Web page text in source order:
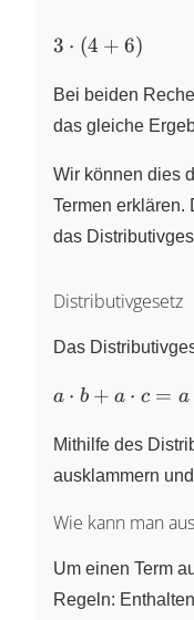
3
(4+6)
3 ⋅ (4 + 6)
Bei beiden
das gleiche
Wir können dies
Termen erklären.
das
Distributivgesetz
Das
a
b + a
\cdot
\cdot
a ⋅ b + a ⋅ c = a
Mithilfe des
ausklammern
Wie kann man
Um einen Term
Regeln: